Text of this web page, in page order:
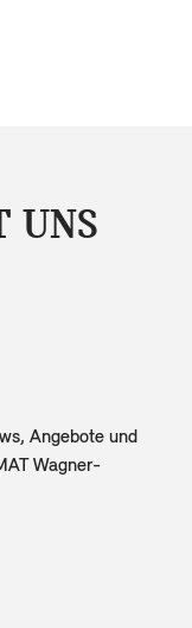
UNS
Angebote und
Wagner-